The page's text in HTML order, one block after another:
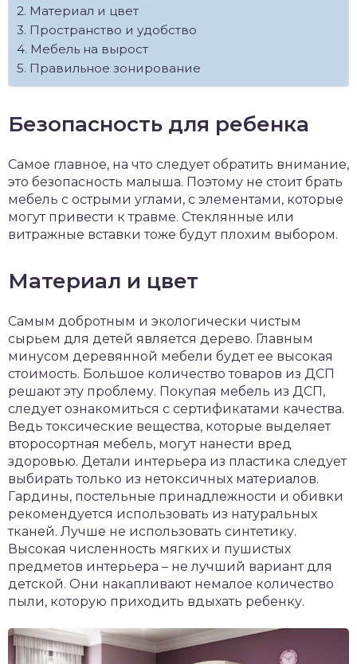
Материал и цвет
Пространство и удобство
Мебель на вырост
Правильное зонирование
Безопасность для ребенка
Самое главное, на что следует обратить внимание,
это безопасность малыша. Поэтому не стоит брать
мебель с острыми углами, с элементами, которые
могут привести к травме. Стеклянные или
витражные вставки тоже будут плохим выбором.
Материал и цвет
Самым добротным и экологически чистым
сырьем для детей является дерево. Главным
минусом деревянной мебели будет ее высокая
стоимость. Большое количество товаров из ДСП
решают эту проблему. Покупая мебель из ДСП,
следует ознакомиться с сертификатами качества.
Ведь токсические вещества, которые выделяет
второсортная мебель, могут нанести вред
здоровью. Детали интерьера из пластика следует
выбирать только из нетоксичных материалов.
Гардины, постельные принадлежности и обивки
рекомендуется использовать из натуральных
тканей. Лучше не использовать синтетику.
Высокая численность мягких и пушистых
предметов интерьера – не лучший вариант для
детской. Они накапливают немалое количество
пыли, которую приходить вдыхать ребенку.